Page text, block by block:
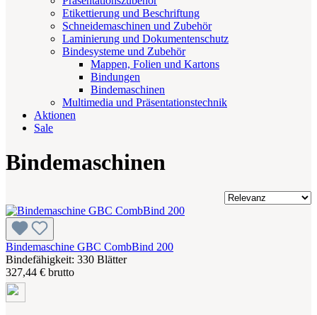
Etikettierung und Beschriftung
Schneidemaschinen und Zubehör
Laminierung und Dokumentenschutz
Bindesysteme und Zubehör
Mappen, Folien und Kartons
Bindungen
Bindemaschinen
Multimedia und Präsentationstechnik
Aktionen
Sale
Bindemaschinen
Bindemaschine GBC CombBind 200
Bindefähigkeit: 330 Blätter
327,44 € brutto